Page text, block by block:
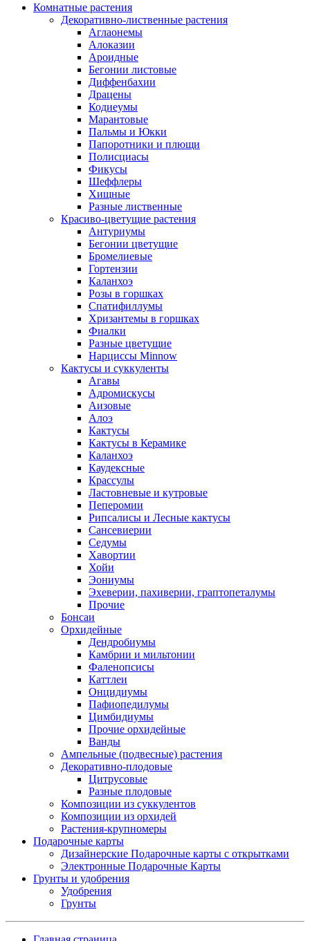
Комнатные растения
Декоративно-лиственные растения
Аглаонемы
Алоказии
Ароидные
Бегонии листовые
Диффенбахии
Драцены
Кодиеумы
Марантовые
Пальмы и Юкки
Папоротники и плющи
Полисциасы
Фикусы
Шеффлеры
Хищные
Разные лиственные
Красиво-цветущие растения
Антуриумы
Бегонии цветущие
Бромелиевые
Гортензии
Каланхоэ
Розы в горшках
Спатифиллумы
Хризантемы в горшках
Фиалки
Разные цветущие
Нарциссы Minnow
Кактусы и суккуленты
Агавы
Адромискусы
Аизовые
Алоэ
Кактусы
Кактусы в Керамике
Каланхоэ
Каудексные
Крассулы
Ластовневые и кутровые
Пеперомии
Рипсалисы и Лесные кактусы
Сансевиерии
Седумы
Хавортии
Хойи
Эониумы
Эхеверии, пахиверии, граптопеталумы
Прочие
Бонсаи
Орхидейные
Дендробиумы
Камбрии и мильтонии
Фаленопсисы
Каттлеи
Онцидиумы
Пафиопедилумы
Цимбидиумы
Прочие орхидейные
Ванды
Ампельные (подвесные) растения
Декоративно-плодовые
Цитрусовые
Разные плодовые
Композиции из суккулентов
Композиции из орхидей
Растения-крупномеры
Подарочные карты
Дизайнерские Подарочные карты с открытками
Электронные Подарочные Карты
Грунты и удобрения
Удобрения
Грунты